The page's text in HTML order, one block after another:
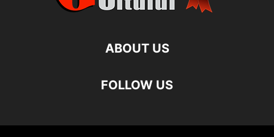
ABOUT US
FOLLOW US